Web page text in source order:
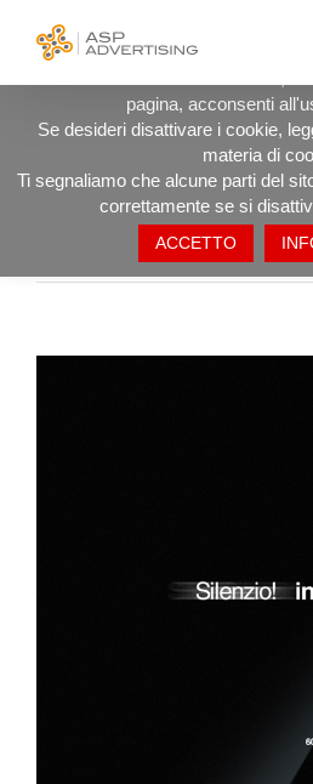
contenuto
Radio M100 – Affissioni
UTILIZZIAMO I COOKIE PER
ESPERIENZA DI
pagina, acconsenti
Se desideri disattivare i cookie,
materia di
Ti segnaliamo che alcune parti del
correttamente se si
ACCETTO